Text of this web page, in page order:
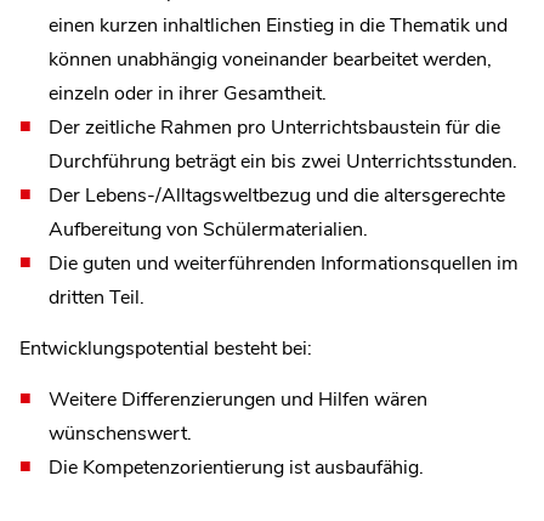
einen kurzen inhaltlichen Einstieg in die Thematik und
können unabhängig voneinander bearbeitet werden,
einzeln oder in ihrer Gesamtheit.
Der zeitliche Rahmen pro Unterrichtsbaustein für die
Durchführung beträgt ein bis zwei Unterrichtsstunden.
Der Lebens-/Alltagsweltbezug und die altersgerechte
Aufbereitung von Schülermaterialien.
Die guten und weiterführenden Informationsquellen im
dritten Teil.
Entwicklungspotential besteht bei:
Weitere Differenzierungen und Hilfen wären
wünschenswert.
Die Kompetenzorientierung ist ausbaufähig.